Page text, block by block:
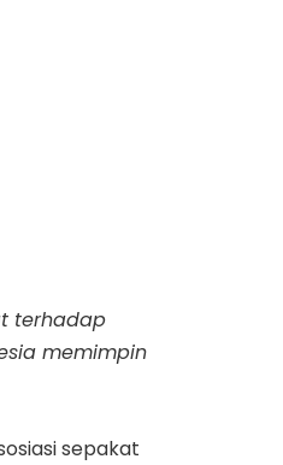
terhadap
memimpin
sepakat